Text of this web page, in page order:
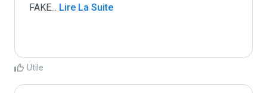
FAKE... Lire La Suite
Utile